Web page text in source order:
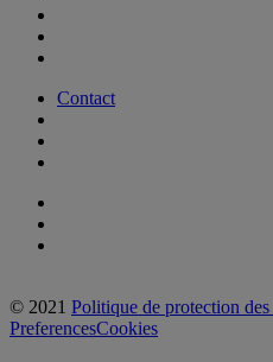
Contact
© 2021 Politique de protection
PreferencesCookies